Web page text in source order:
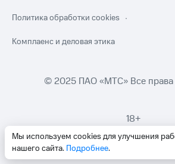
Мы используем cookies для улучшения
нашего сайта. Подробнее.
Политика обработки cookies
Комплаенс и деловая этика
© 2025 ПАО «МТС» Все
18+